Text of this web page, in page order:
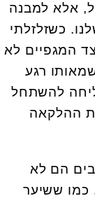
אלא למבנה
כשזלזלתי
המגפיים לא
רגע
להשתחל
ההלקאה
הם לא
כמו ששיער